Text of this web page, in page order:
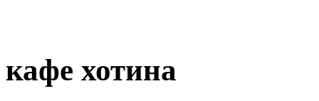
кафе хотина